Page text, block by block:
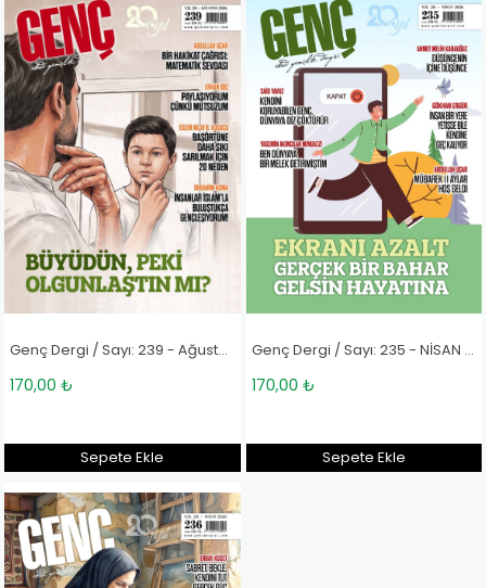
Genç Dergi / Sayı: 239 - Ağustos 2026
170,00 ₺
Sepete Ekle
Genç Dergi / Sayı: 235 - NİSAN 2026
170,00 ₺
Sepete Ekle